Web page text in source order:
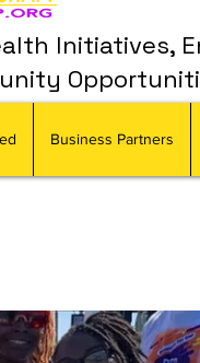
Initiatives,
Business Partners